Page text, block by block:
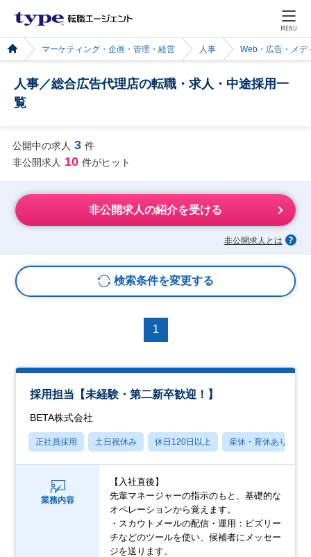
MENU
マーケティング・企画・管理・経営 人事 Web・広告・メデ
人事／総合広告代理店の転職・求人・中途採用一
覧
公開中の求人 3 件
非公開求人 10 件がヒット
非公開求人の紹介を受ける
非公開求人とは
検索条件を変更する
1
採用担当【未経験・第二新卒歓迎！】
BETA株式会社
正社員採用 土日祝休み 休日120日以上 産休・育休あり
業務内容
【入社直後】
先輩マネージャーの指示のもと、基礎的な
オペレーションから覚えます。
・スカウトメールの配信・運用：ビズリー
チなどのツールを使い、候補者にメッセー
ジを送ります。